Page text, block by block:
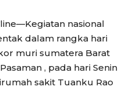
nasional
dalam rangka hari
muri sumatera Barat
, pada hari Senin
sakit Tuanku Rao